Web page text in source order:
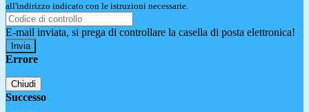
all'indirizzo indicato con le istruzioni necessarie.
E-mail inviata, si prega di controllare la casella di posta elettronica!
Errore
Chiudi
Successo